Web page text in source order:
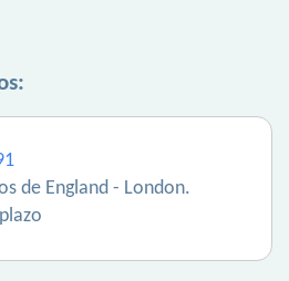
de England - London.